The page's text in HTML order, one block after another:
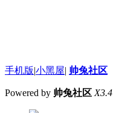
手机版|小黑屋| 帅兔社区
Powered by 帅兔社区 X3.4